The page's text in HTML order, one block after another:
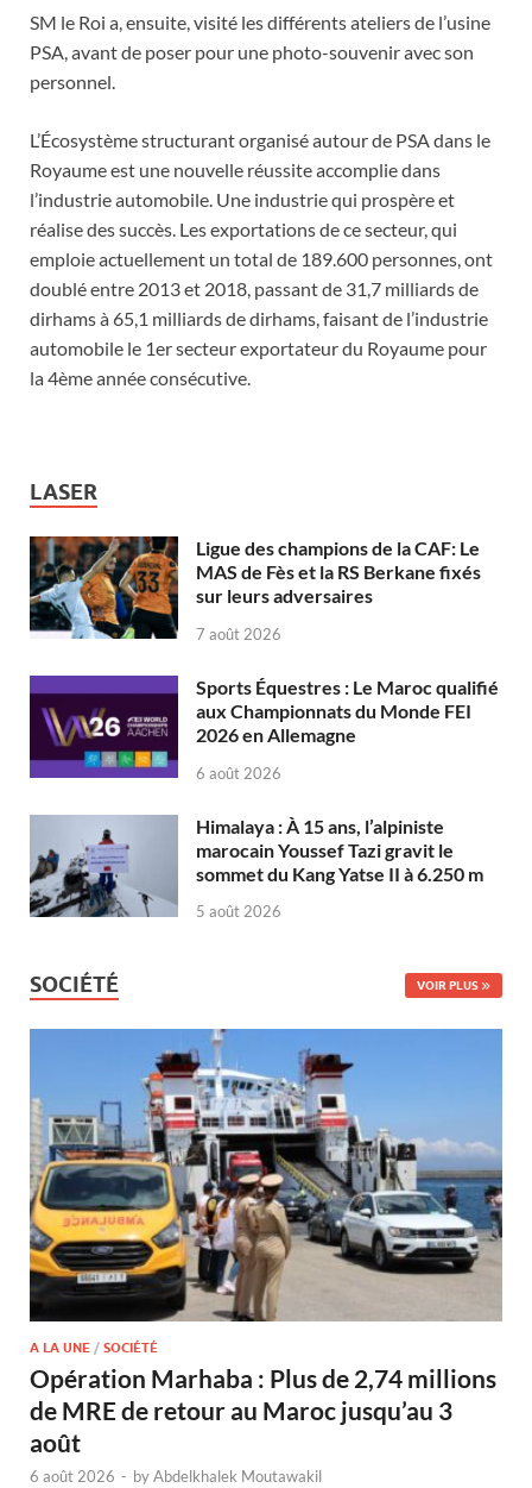
SM le Roi a, ensuite, visité les différents ateliers de l’usine
PSA, avant de poser pour une photo-souvenir avec son
personnel.
L’Écosystème structurant organisé autour de PSA dans le
Royaume est une nouvelle réussite accomplie dans
l’industrie automobile. Une industrie qui prospère et
réalise des succès. Les exportations de ce secteur, qui
emploie actuellement un total de 189.600 personnes, ont
doublé entre 2013 et 2018, passant de 31,7 milliards de
dirhams à 65,1 milliards de dirhams, faisant de l’industrie
automobile le 1er secteur exportateur du Royaume pour
la 4ème année consécutive.
LASER
Ligue des champions de la CAF: Le
MAS de Fès et la RS Berkane fixés
sur leurs adversaires
7 août 2026
Sports Équestres : Le Maroc qualifié
aux Championnats du Monde FEI
2026 en Allemagne
6 août 2026
Himalaya : À 15 ans, l’alpiniste
marocain Youssef Tazi gravit le
sommet du Kang Yatse II à 6.250 m
5 août 2026
SOCIÉTÉ VOIR PLUS
A LA UNE / SOCIÉTÉ
Opération Marhaba : Plus de 2,74 millions
de MRE de retour au Maroc jusqu’au 3
août
6 août 2026 - byAbdelkhalek Moutawakil